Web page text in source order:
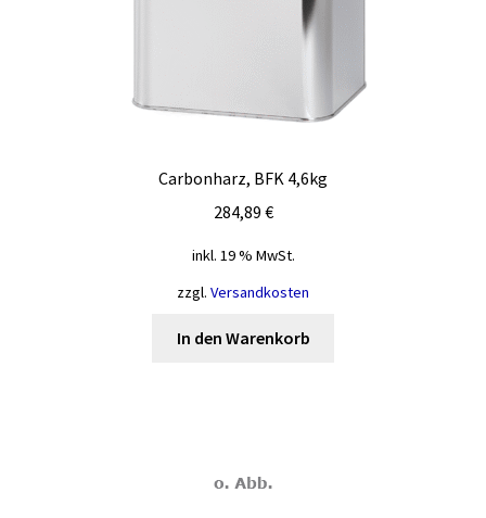
Carbonharz, BFK 4,6kg
284,89 €
inkl. 19 % MwSt.
zzgl. Versandkosten
In den Warenkorb